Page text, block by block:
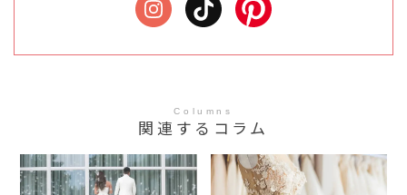
Columns
関連するコラム